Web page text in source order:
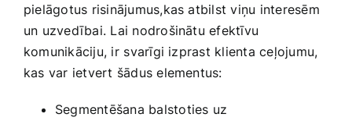
pielāgotus risinājumus,kas atbilst viņu interesēm
un uzvedībai. Lai nodrošinātu efektīvu
komunikāciju, ir⁤ svarīgi izprast klienta ​ceļojumu,
kas var ietvert šādus elementus:
Segmentēšana balstoties uz